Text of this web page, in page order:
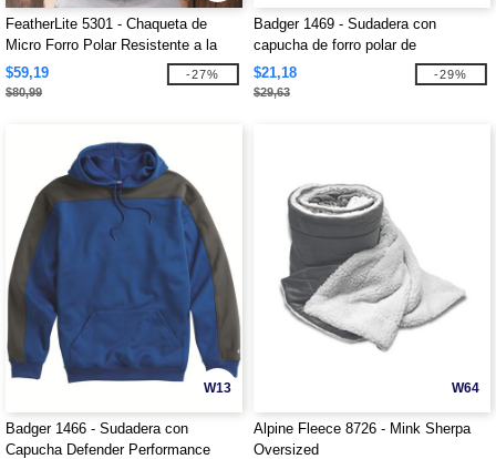
FeatherLite 5301 - Chaqueta de
Micro Forro Polar Resistente a la
Humedad
$59,19
$80,99
-27%
Badger 1469 - Sudadera con
capucha de forro polar de
rendimiento en bloques de color
camuflaje
$21,18
$29,63
-29%
W13
Badger 1466 - Sudadera con
Capucha Defender Performance
W64
Alpine Fleece 8726 - Mink Sherpa
Oversized